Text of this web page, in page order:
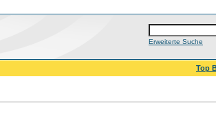
Erweiterte Suche
Top